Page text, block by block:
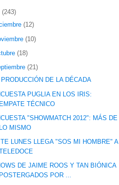
(243)
(12)
(10)
(18)
(21)
PRODUCCIÓN DE LA DÉCADA
PUGLIA EN LOS IRIS:
TÉCNICO
"SHOWMATCH 2012": MÁS DE
MISMO
LUNES LLEGA "SOS MI HOMBRE" A
DE JAIME ROOS Y TAN BIÓNICA
POR ...